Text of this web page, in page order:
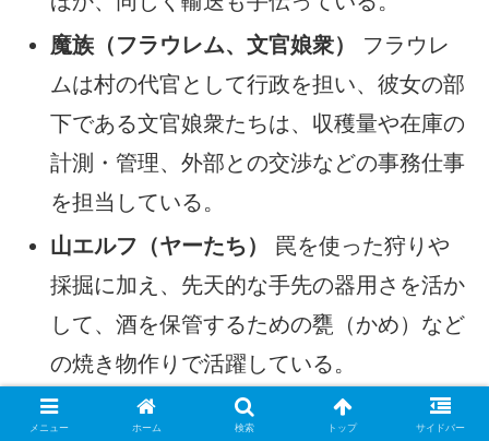
魔族（フラウレム、文官娘衆）
フラウレ
ムは村の代官として行政を担い、彼女の部
下である文官娘衆たちは、収穫量や在庫の
計測・管理、外部との交渉などの事務仕事
を担当している。
山エルフ（ヤーたち）
罠を使った狩りや
採掘に加え、先天的な手先の器用さを活か
して、酒を保管するための甕（かめ）など
の焼き物作りで活躍している。
メニュー ホーム 検索 トップ サイドバー